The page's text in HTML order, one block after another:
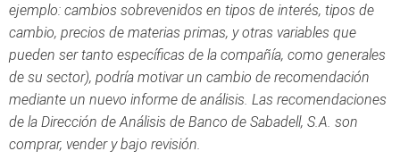
ejemplo: cambios sobrevenidos en tipos de interés, tipos de
cambio, precios de materias primas, y otras variables que
pueden ser tanto específicas de la compañía, como generales
de su sector), podría motivar un cambio de recomendación
mediante un nuevo informe de análisis. Las recomendaciones
de la Dirección de Análisis de Banco de Sabadell, S.A. son
comprar, vender y bajo revisión.